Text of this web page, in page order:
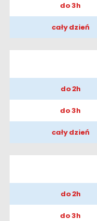
do 3h
cały dzień
do 2h
do 3h
cały dzień
do 2h
do 3h